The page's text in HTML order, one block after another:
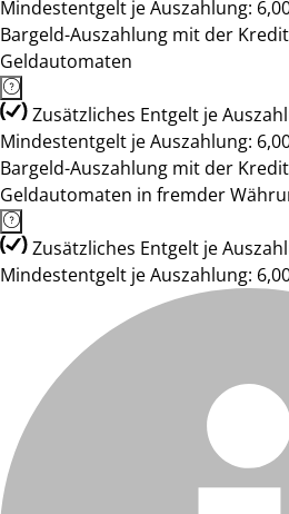
Mindestentgelt je Auszahlung:
Bargeld-Auszahlung mit der
Geldautomaten
Zusätzliches Entgelt je
Mindestentgelt je Auszahlung:
Bargeld-Auszahlung mit der
Geldautomaten in fremder
Zusätzliches Entgelt je
Mindestentgelt je Auszahlung: